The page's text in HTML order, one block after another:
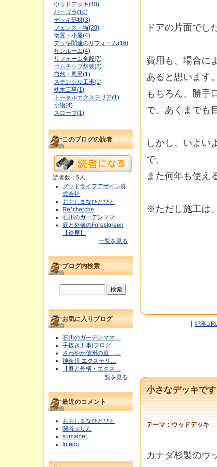
ドアの片面でし
費用も、場合に
あると思います
もちろん、勝手
で、あくまでも
しかし、いよい
で、
また何年も使え
※ただし施工は
記事
小さなデッキです
テーマ： ウッドデッキ
カナダ杉製のウ
ウッドデッキ(48)
パーゴラ(10)
デッキ部材(3)
フェンス・塀(20)
物置・小屋(4)
デッキ関連のリフォーム(16)
サンルーム(4)
リフォーム全般(7)
ゴムチップ舗装(3)
自然・風景(1)
ステンシル工事(1)
枕木工事(1)
トータルエクステリア(1)
小物(4)
スロープ(1)
このブログの読者
読者数：5人
グッドライフデザイン株
式会社
おおしまなひとびと
Re*cherche
石川のガーデンママ
庭と外構のForestgreen
【鈴鹿】
一覧を見る
ブログ内検索
お気に入りブログ
石川のガーデンママ…
手抜き工事(ブログ…
さわやか信州の庭 …
神奈川 エクステリ…
【庭と外構・エクス…
一覧を見る
最近のコメント
おおしまなひとびと
関谷ぷりん
sumainet
toledo